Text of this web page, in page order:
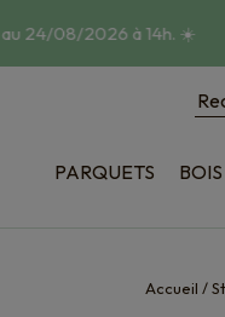
24/08/2026 à 14h.☀️
PARQUETS
Bois exotique
Accueil /